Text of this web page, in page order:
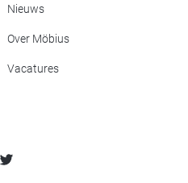
Nieuws
Over Möbius
Vacatures